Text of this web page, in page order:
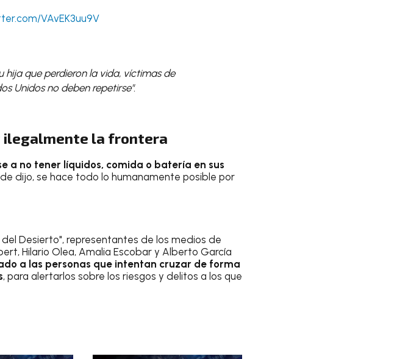
VAvEK3uu9V
hija que perdieron la vida, víctimas de
Unidos no deben repetirse".
ilegalmente la frontera
a no tener líquidos, comida o batería en sus
dijo, se hace todo lo humanamente posible por
Desierto", representantes de los medios de
Hilario Olea, Amalia Escobar y Alberto García
a las personas que intentan cruzar de forma
, para alertarlos sobre los riesgos y delitos a los que